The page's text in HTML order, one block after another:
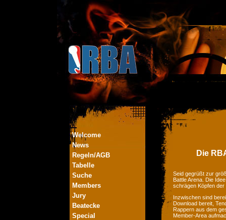
Welcome
News
Regeln/AGB
Tabelle
Suche
Members
Jury
Beatecke
Special
Die
Seid gegrüßt zur
Battle Arena. Die
schrägen Köpfen
Inzwischen sind
Download bereit,
Rappern aus dem
Member-Area